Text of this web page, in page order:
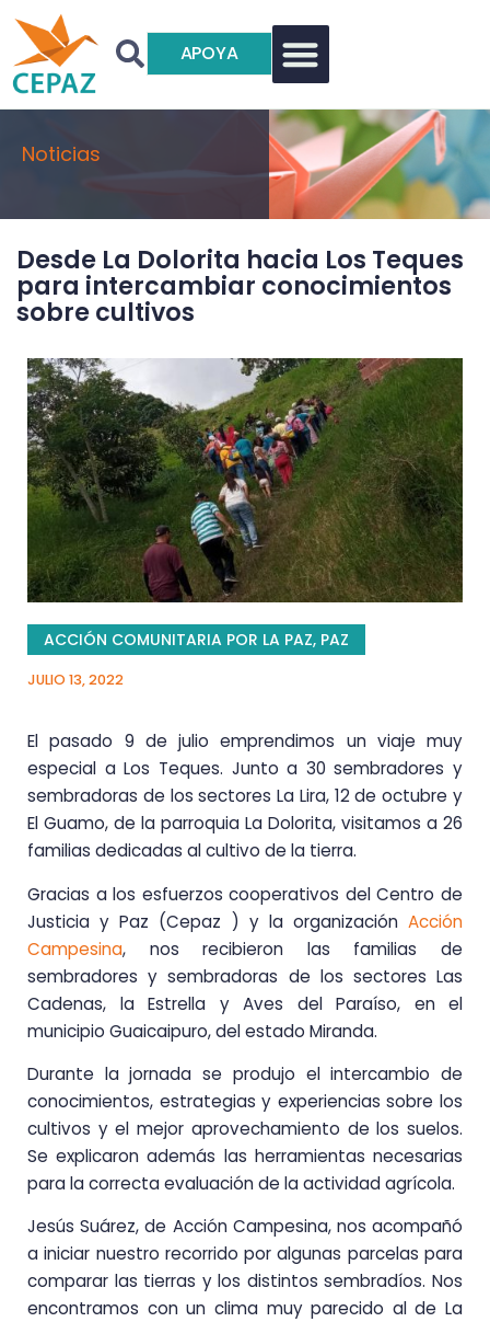
APOYA
Noticias
Desde La Dolorita hacia Los Teques
para intercambiar conocimientos
sobre cultivos
ACCIÓN COMUNITARIA POR LA PAZ, PAZ
JULIO 13, 2022
El pasado 9 de julio emprendimos un viaje muy
especial a Los Teques. Junto a 30 sembradores y
sembradoras de los sectores La Lira, 12 de octubre y
El Guamo, de la parroquia La Dolorita, visitamos a 26
familias dedicadas al cultivo de la tierra.
Gracias a los esfuerzos cooperativos del Centro de
Justicia y Paz (Cepaz ) y la organización Acción
Campesina, nos recibieron las familias de
sembradores y sembradoras de los sectores Las
Cadenas, la Estrella y Aves del Paraíso, en el
municipio Guaicaipuro, del estado Miranda.
Durante la jornada se produjo el intercambio de
conocimientos, estrategias y experiencias sobre los
cultivos y el mejor aprovechamiento de los suelos.
Se explicaron además las herramientas necesarias
para la correcta evaluación de la actividad agrícola.
Jesús Suárez, de Acción Campesina, nos acompañó
a iniciar nuestro recorrido por algunas parcelas para
comparar las tierras y los distintos sembradíos. Nos
encontramos con un clima muy parecido al de La